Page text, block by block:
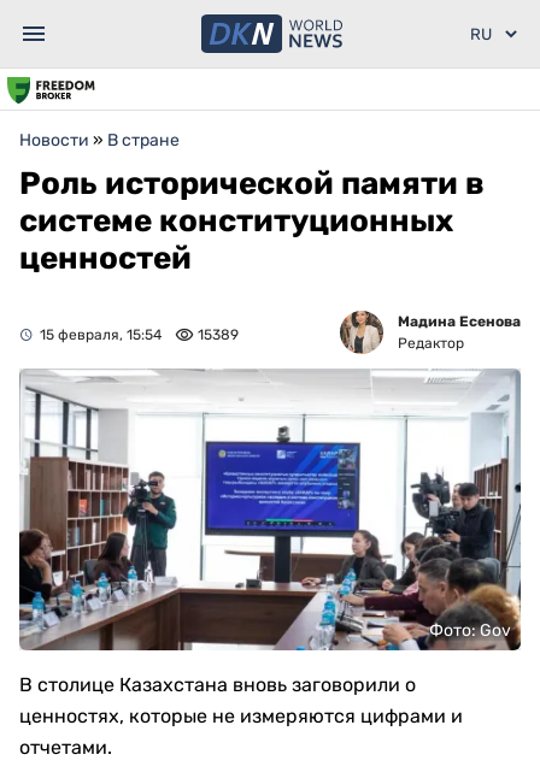
Новости » В стране
Роль исторической памяти в
системе конституционных
ценностей
15 февраля, 15:54 15389
Мадина Есенова
Редактор
Фото: Gov
В столице Казахстана вновь заговорили о
ценностях, которые не измеряются цифрами и
отчетами.